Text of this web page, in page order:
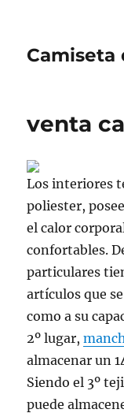
Camiseta
venta
Los interiores
poliester,
el calor
confortables.
particulares
artículos que
como a su
2º lugar,
almacenar un
Siendo el 3º
puede